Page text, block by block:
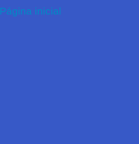
Página inicial